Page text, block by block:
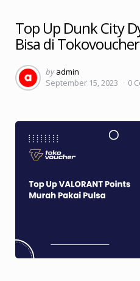
Top Up Dunk City
Bisa di Tokovoucher
Posted
by
by admin
September 15, 2023
0